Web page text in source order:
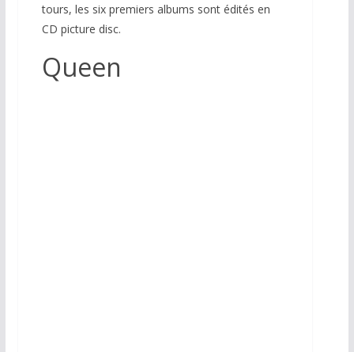
tours, les six premiers albums sont édités en
CD picture disc.
Queen